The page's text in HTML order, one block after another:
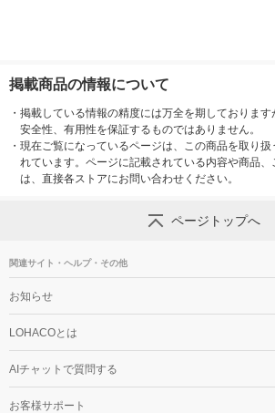
掲載商品の情報について
・ 掲載している情報の精度には万全を期しております
安全性、有用性を保証するものではありません。
・ 現在ご覧になっているページは、この商品を取り扱
れています。ページに記載されている内容や商品
は、直接各ストアにお問い合わせください。
ページトップへ
関連サイト・ヘルプ・その他
お知らせ
LOHACOとは
AIチャットで質問する
お客様サポート